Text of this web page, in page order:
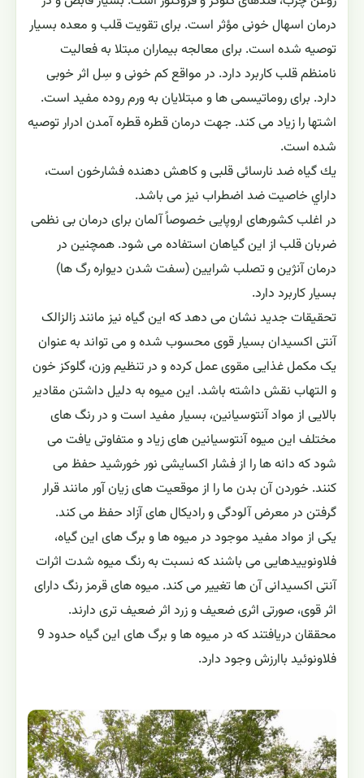
درمان اسهال خونی مؤثر است. براى تقویت قلب و معده بسیار
توصیه شده است. برای معالجه بیماران مبتلا به فعالیت
نامنظم قلب کاربرد دارد. در مواقع کم خونى و سِل اثر خوبی
دارد. برای روماتیسمى ها و مبتلایان به ورم روده مفید است.
اشتها را زیاد مى کند. جهت درمان قطره قطره آمدن ادرار توصیه
شده است.
يك گياه ضد نارسائی قلبی و كاهش دهنده فشارخون است،
داراي خاصيت ضد اضطراب نيز می باشد.
در اغلب کشورهای اروپایی خصوصاً آلمان برای درمان بی ‌نظمی
ضربان قلب از این گیاهان استفاده می ‌شود. همچنین در
درمان آنژین و تصلب شرایین (سفت شدن دیواره رگ‌ ها)‌
بسیار کاربرد دارد.
تحقیقات جدید نشان می ‌دهد که این گیاه نیز مانند زالزالک
آنتی ‌اکسیدان بسیار قوی محسوب شده و می‌ تواند به عنوان
یک مکمل غذایی مقوی عمل کرده و در تنظیم وزن، گلوکز خون
و التهاب نقش داشته باشد. این میوه به دلیل داشتن مقادیر
بالایی از مواد آنتوسیانین، بسیار مفید است و در رنگ های
مختلف این میوه آنتوسیانین های زیاد و متفاوتی یافت می
‌شود که دانه‌ ها را از فشار اکسایشی نور خورشید حفظ می
‌کنند. خوردن آن بدن ما را از موقعیت ‌های زیان ‌آور مانند قرار
گرفتن در معرض آلودگی و رادیکال ‌های آزاد حفظ می کند.
یکی از مواد مفید موجود در میوه ها و برگ های این گیاه،
فلاونوییدهایی می ‌‌باشند که نسبت به رنگ میوه شدت اثرات
آنتی ‌اکسیدانی آن ها تغییر می ‌کند. میوه‌ های قرمز رنگ دارای
اثر قوی، صورتی اثری ضعیف و زرد اثر ضعیف ‌تری دارند.
محققان دریافتند که در میوه ها و برگ های این گیاه حدود 9
فلاونوئید باارزش وجود دارد.